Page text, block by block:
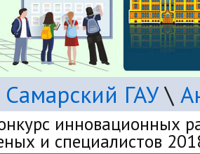
Самарский ГАУ\
инновационных
и специалистов